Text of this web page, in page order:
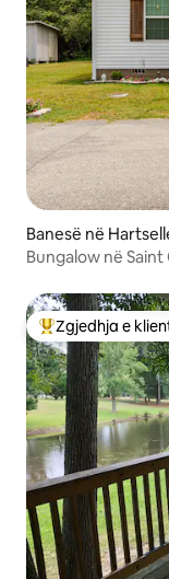
Banesë në
Bungalow në Saint
Më të mirat e
Zgjedhja e